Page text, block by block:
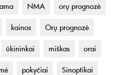
NMA orų prognozė
kainos Orų prognozė
ūkininkai miškas orai
pokyčiai Sinoptikai